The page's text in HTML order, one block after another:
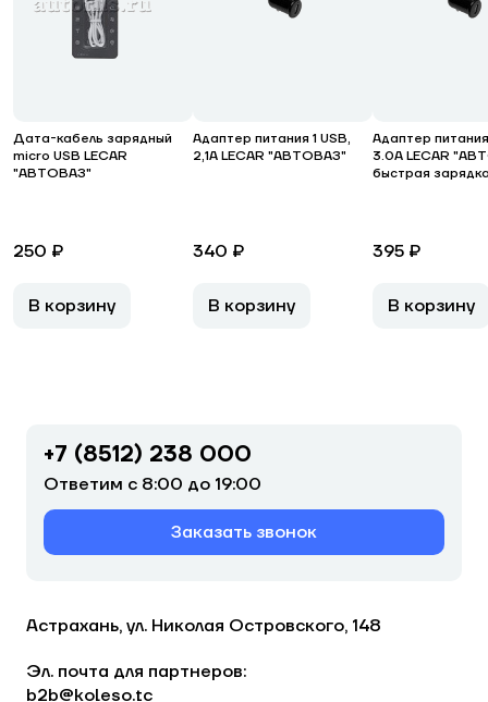
Дата-кабель зарядный
micro USB LECAR
"АВТОВАЗ"
250 ₽
В корзину
Адаптер питания 1 USB,
2,1А LECAR "АВТОВАЗ"
340 ₽
В корзину
Адаптер питания
3.0А LECAR
быстрая
395 ₽
В корзину
+7 (8512) 238 000
Ответим с 8:00 до 19:00
Заказать звонок
Астрахань, ул. Николая Островского, 148
Эл. почта для партнеров:
b2b@koleso.tc